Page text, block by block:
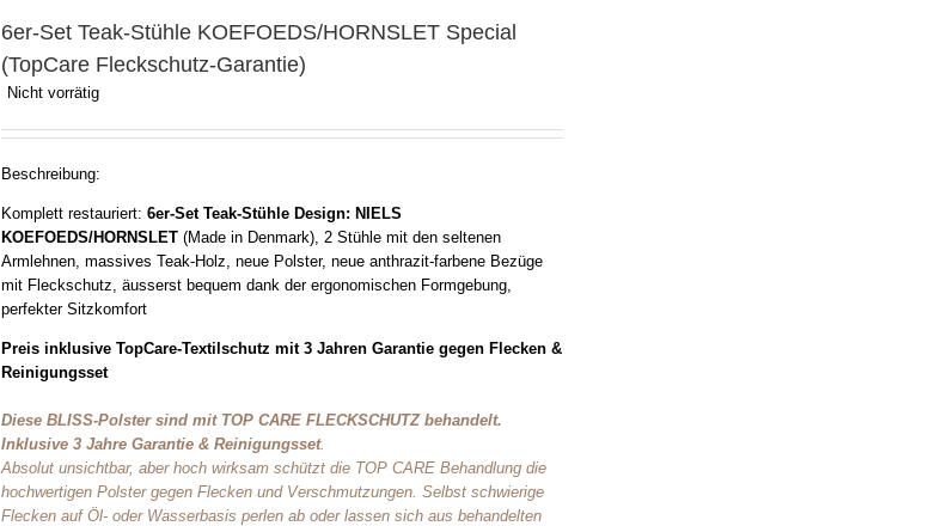
6er-Set Teak-Stühle KOEFOEDS/HORNSLET Special
(TopCare Fleckschutz-Garantie)
Nicht vorrätig
Beschreibung:
Komplett restauriert: 6er-Set Teak-Stühle Design: NIELS
KOEFOEDS/HORNSLET (Made in Denmark), 2 Stühle mit den seltenen
Armlehnen, massives Teak-Holz, neue Polster, neue anthrazit-farbene Bezüge
mit Fleckschutz, äusserst bequem dank der ergonomischen Formgebung,
perfekter Sitzkomfort
Preis inklusive TopCare-Textilschutz mit 3 Jahren Garantie gegen Flecken &
Reinigungsset
Diese BLISS-Polster sind mit TOP CARE FLECKSCHUTZ behandelt.
Inklusive 3 Jahre Garantie & Reinigungsset.
Absolut unsichtbar, aber hoch wirksam schützt die TOP CARE Behandlung die
hochwertigen Polster gegen Flecken und Verschmutzungen. Selbst schwierige
Flecken auf Öl- oder Wasserbasis perlen ab oder lassen sich aus behandelten